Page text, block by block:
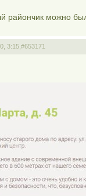
райончик можно
3:15, #653171